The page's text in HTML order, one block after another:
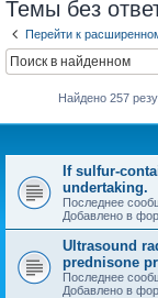
Темы без
Перейти к
Найдено 257
If sulfur-
undertaking.
Последнее
Добавлено в
Ultrasound
prednisone
Последнее
Добавлено в